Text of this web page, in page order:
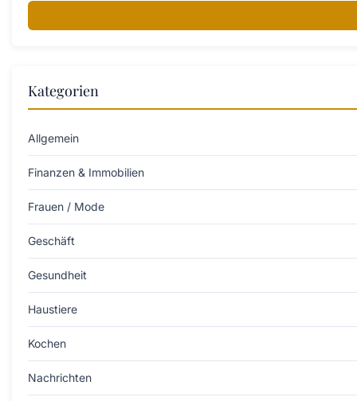
Kategorien
Allgemein
Finanzen & Immobilien
Frauen / Mode
Geschäft
Gesundheit
Haustiere
Kochen
Nachrichten